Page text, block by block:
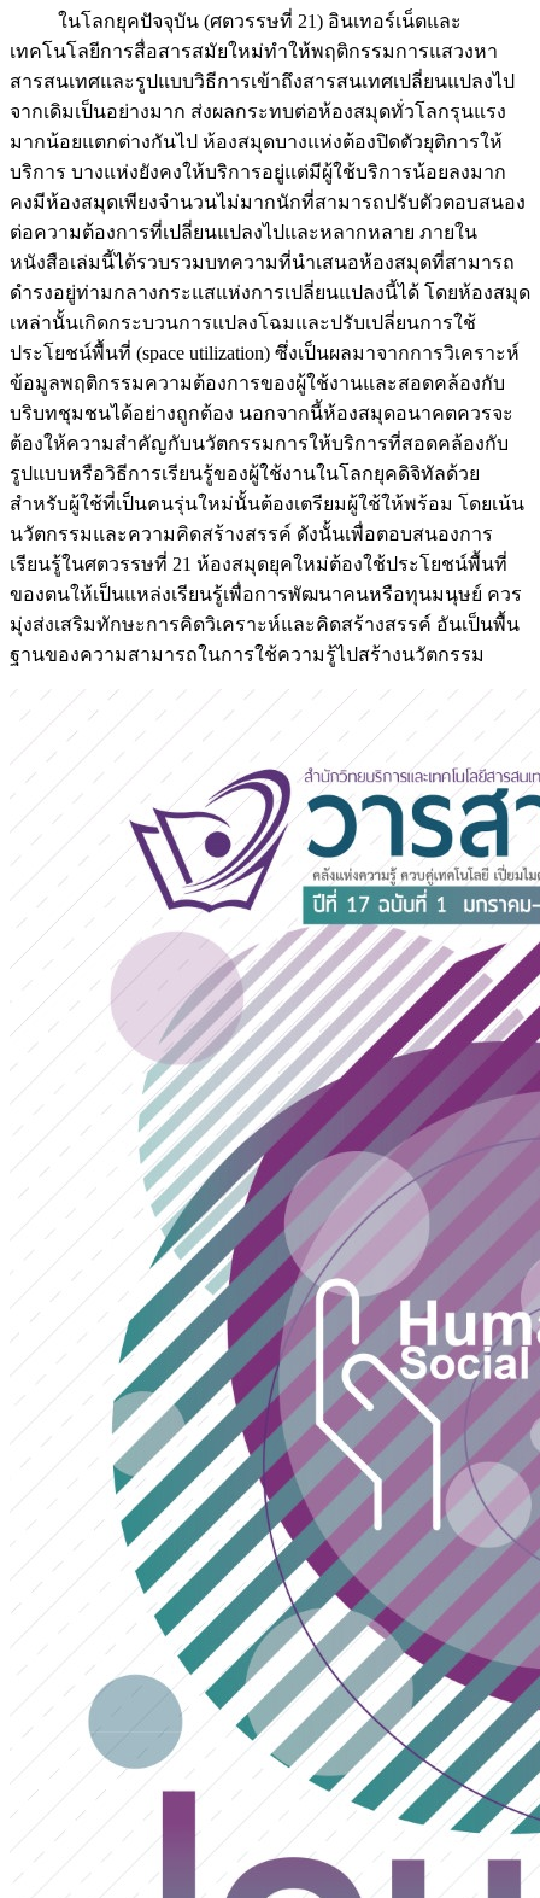
ในโลกยุคปัจจุบัน (ศตวรรษที่ 21) อินเทอร์เน็ตและ
เทคโนโลยีการสื่อสารสมัยใหม่ทำให้พฤติกรรมการแสวงหา
สารสนเทศและรูปแบบวิธีการเข้าถึงสารสนเทศเปลี่ยนแปลงไป
จากเดิมเป็นอย่างมาก ส่งผลกระทบต่อห้องสมุดทั่วโลกรุนแรง
มากน้อยแตกต่างกันไป ห้องสมุดบางแห่งต้องปิดตัวยุติการให้
บริการ บางแห่งยังคงให้บริการอยู่แต่มีผู้ใช้บริการน้อยลงมาก
คงมีห้องสมุดเพียงจำนวนไม่มากนักที่สามารถปรับตัวตอบสนอง
ต่อความต้องการที่เปลี่ยนแปลงไปและหลากหลาย ภายใน
หนังสือเล่มนี้ได้รวบรวมบทความที่นำเสนอห้องสมุดที่สามารถ
ดำรงอยู่ท่ามกลางกระแสแห่งการเปลี่ยนแปลงนี้ได้ โดยห้องสมุด
เหล่านั้นเกิดกระบวนการแปลงโฉมและปรับเปลี่ยนการใช้
ประโยชน์พื้นที่ (space utilization) ซึ่งเป็นผลมาจากการวิเคราะห์
ข้อมูลพฤติกรรมความต้องการของผู้ใช้งานและสอดคล้องกับ
บริบทชุมชนได้อย่างถูกต้อง นอกจากนี้ห้องสมุดอนาคตควรจะ
ต้องให้ความสำคัญกับนวัตกรรมการให้บริการที่สอดคล้องกับ
รูปแบบหรือวิธีการเรียนรู้ของผู้ใช้งานในโลกยุคดิจิทัลด้วย
สำหรับผู้ใช้ที่เป็นคนรุ่นใหม่นั้นต้องเตรียมผู้ใช้ให้พร้อม โดยเน้น
นวัตกรรมและความคิดสร้างสรรค์ ดังนั้นเพื่อตอบสนองการ
เรียนรู้ในศตวรรษที่ 21 ห้องสมุดยุคใหม่ต้องใช้ประโยชน์พื้นที่
ของตนให้เป็นแหล่งเรียนรู้เพื่อการพัฒนาคนหรือทุนมนุษย์ ควร
มุ่งส่งเสริมทักษะการคิดวิเคราะห์และคิดสร้างสรรค์ อันเป็นพื้น
ฐานของความสามารถในการใช้ความรู้ไปสร้างนวัตกรรม